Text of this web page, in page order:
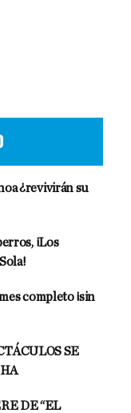
¿revivirán su
¡Los
completo ¡sin
SE
DE “EL